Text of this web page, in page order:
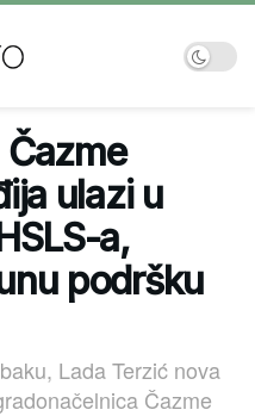
ulazi u
a,
podršku
Lada Terzić nova
Čazme